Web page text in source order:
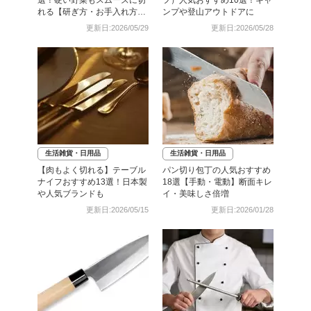
れる【研ぎ方・お手入れ方法
更新日:2026/05/29
ンプや登山アウトドアに
更新日:2026/05/28
生活雑貨・日用品
【肉もよく切れる】テーブル
ナイフおすすめ13選！日本製
や人気ブランドも
更新日:2026/05/15
生活雑貨・日用品
パン切り包丁の人気おすすめ
18選【手動・電動】断面キレ
イ・美味しさ倍増
更新日:2026/01/28